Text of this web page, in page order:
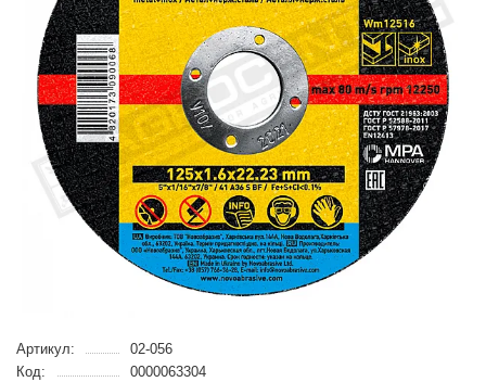
Артикул:
02-056
Код:
0000063304